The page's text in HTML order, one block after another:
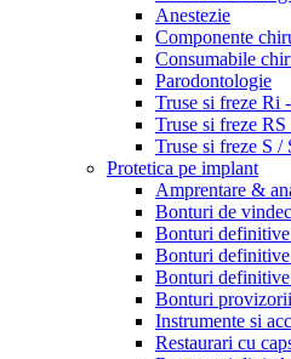
Anestezie
Componente
Consumabile
Parodontologie
Truse si freze Ri
Truse si freze
Truse si freze S
Protetica pe implant
Amprentare &
Bonturi de
Bonturi definitive
Bonturi definitive
Bonturi
Bonturi provizorii
Instrumente si
Restaurari cu